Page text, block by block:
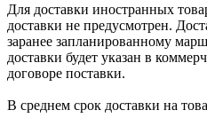
Для доставки иностранных
доставки не предусмотрен.
заранее запланированному
доставки будет указан в
договоре поставки.
В среднем срок доставки на